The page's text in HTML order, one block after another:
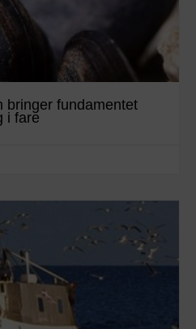
bringer fundamentet
i fare